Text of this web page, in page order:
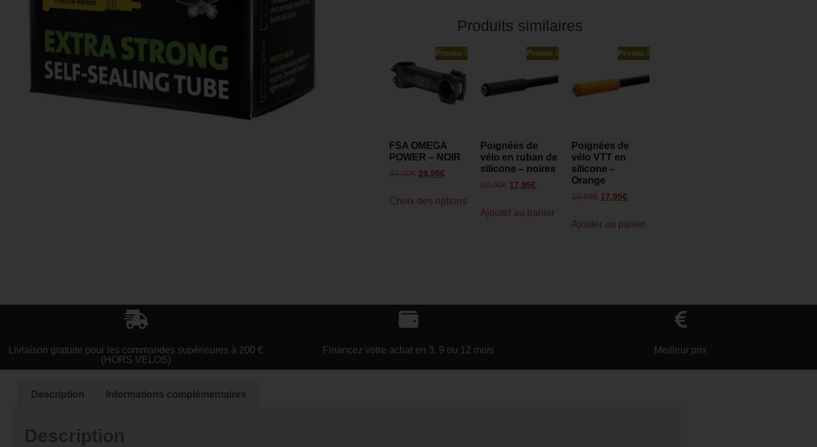
Produits similaires
Promo !
FSA OMEGA
POWER – NOIR
37,00€ 29,95€
Choix des options
Promo !
Poignées de
vélo en ruban de
silicone – noires
20,00€ 17,95€
Ajouter au panier
Promo !
Poignées de
vélo VTT en
silicone –
Orange
20,99€ 17,95€
Ajouter au panier
Livraison gratuite pour les commandes supérieures à 200 €
(HORS VELOS)
Financez votre achat en 3, 9 ou 12 mois Meilleur prix
Description Informations complémentaires
Description